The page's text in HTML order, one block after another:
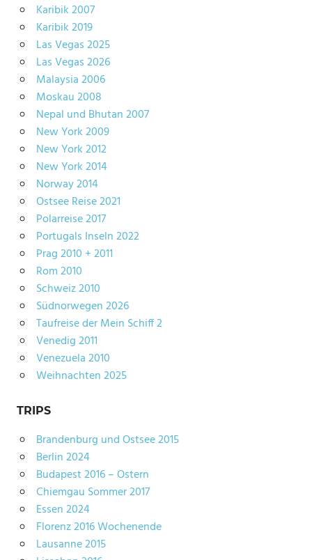
Karibik 2007
Karibik 2019
Las Vegas 2025
Las Vegas 2026
Malaysia 2006
Moskau 2008
Nepal und Bhutan 2007
New York 2009
New York 2012
New York 2014
Norway 2014
Ostsee Reise 2021
Polarreise 2017
Portugals Inseln 2022
Prag 2010 + 2011
Rom 2010
Schweiz 2010
Südnorwegen 2026
Taufreise der Mein Schiff 2
Venedig 2011
Venezuela 2010
Weihnachten 2025
TRIPS
Brandenburg und Ostsee 2015
Berlin 2024
Budapest 2016 – Ostern
Chiemgau Sommer 2017
Essen 2024
Florenz 2016 Wochenende
Lausanne 2015